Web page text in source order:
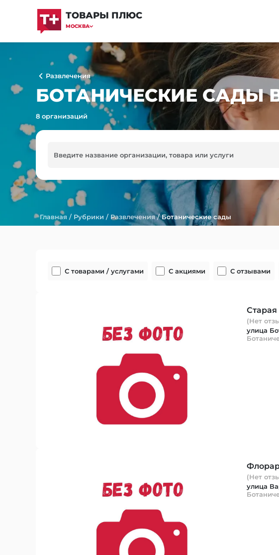
ТОВАРЫ ПЛЮС
МОСКВА
Развлечения
БОТАНИЧЕСКИЕ САДЫ
8 организаций
Главная / Рубрики / Развлечения/Ботанические сады
С товарами / услугами С акциями С отзывами
(Нет
улица
(Нет
улица